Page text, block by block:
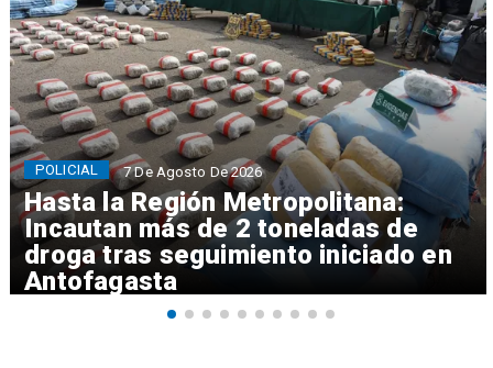
Hasta la Región Metropolitana:
Incautan más de 2 toneladas de
droga tras seguimiento iniciado en
Antofagasta
POLICIAL 7 De Agosto De 2026